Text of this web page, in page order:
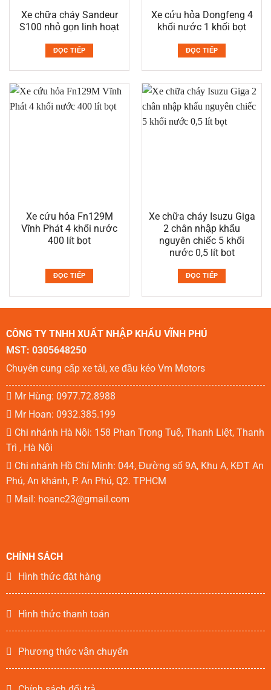
Xe chữa cháy Sandeur
S100 nhỏ gọn linh hoạt
ĐỌC TIẾP
Xe cứu hỏa Dongfeng 4
khối nước 1 khối bọt
ĐỌC TIẾP
Xe cứu hỏa Fn129M
Vĩnh Phát 4 khối nước
400 lít bọt
ĐỌC TIẾP
Xe chữa cháy Isuzu Giga
2 chân nhập khẩu
nguyên chiếc 5 khối
nước 0,5 lít bọt
ĐỌC TIẾP
CÔNG TY TNHH XUẤT NHẬP KHẨU VĨNH PHÚ
MST: 0305648250
Chuyên cung cấp xe tải, xe đầu kéo Vm Motors
Mr Hùng: 0977.72.8988
Mr Hoan: 0932.385.199
Chi nhánh Hà Nội: 158 Phan Trọng Tuệ, Thanh Liệt, Thanh
Trì , Hà Nội
Chi nhánh Hồ Chí Minh: 044, Đường số 9A, Khu A, KĐT An
Phú, An khánh, P. An Phú, Q2. TPHCM
Mail: hoanc23@gmail.com
CHÍNH SÁCH
Hình thức đặt hàng
Hình thức thanh toán
Phương thức vận chuyển